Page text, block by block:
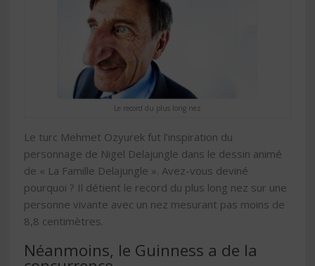
Le record du plus long nez
Le turc Mehmet Ozyurek fut l’inspiration du
personnage de Nigel Delajungle dans le dessin animé
de « La Famille Delajungle ». Avez-vous deviné
pourquoi ? Il détient le record du plus long nez sur une
personne vivante avec un nez mesurant pas moins de
8,8 centimètres.
Néanmoins, le Guinness a de la